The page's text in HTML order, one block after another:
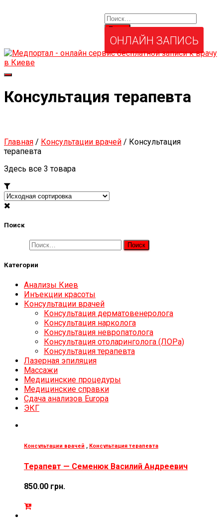
ОНЛАЙН ЗАПИСЬ
Переключить
Консультация терапевта
Главная / Консультации врачей / Консультация
терапевта
Здесь все 3 товара
Поиск
Категории
Анализы Киев
Инъекции красоты
Консультации врачей
Консультация дерматовенеролога
Консультация нарколога
Консультация невропатолога
Консультация отоларинголога (ЛОРа)
Консультация терапевта
Лазерная эпиляция
Массажи
Медицинские процедуры
Медицинские справки
Сдача анализов Europa
ЭКГ
Консультации врачей Консультация терапевта
Терапевт — Семенюк Василий Андреевич
850.00 грн.